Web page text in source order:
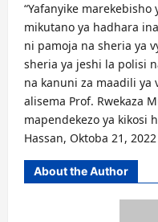
“Yafanyike
mikutano ya hadhara
ni pamoja na sheria ya
sheria ya jeshi la polisi
na kanuni za maadili ya
alisema Prof. Rwekaza
mapendekezo ya kikosi
Hassan, Oktoba 21,
About the Author